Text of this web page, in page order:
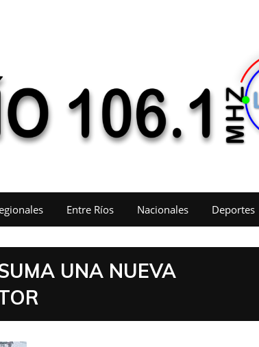
Entre Ríos Nacionales Deportes
UNA NUEVA